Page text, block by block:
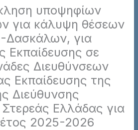
υποψηφίων
για κάλυψη θέσεων
Δασκάλων, για
Εκπαίδευσης σε
Διευθύνσεων
Εκπαίδευσης της
Διεύθυνσης
Ελλάδας για
έτος 2025-2026